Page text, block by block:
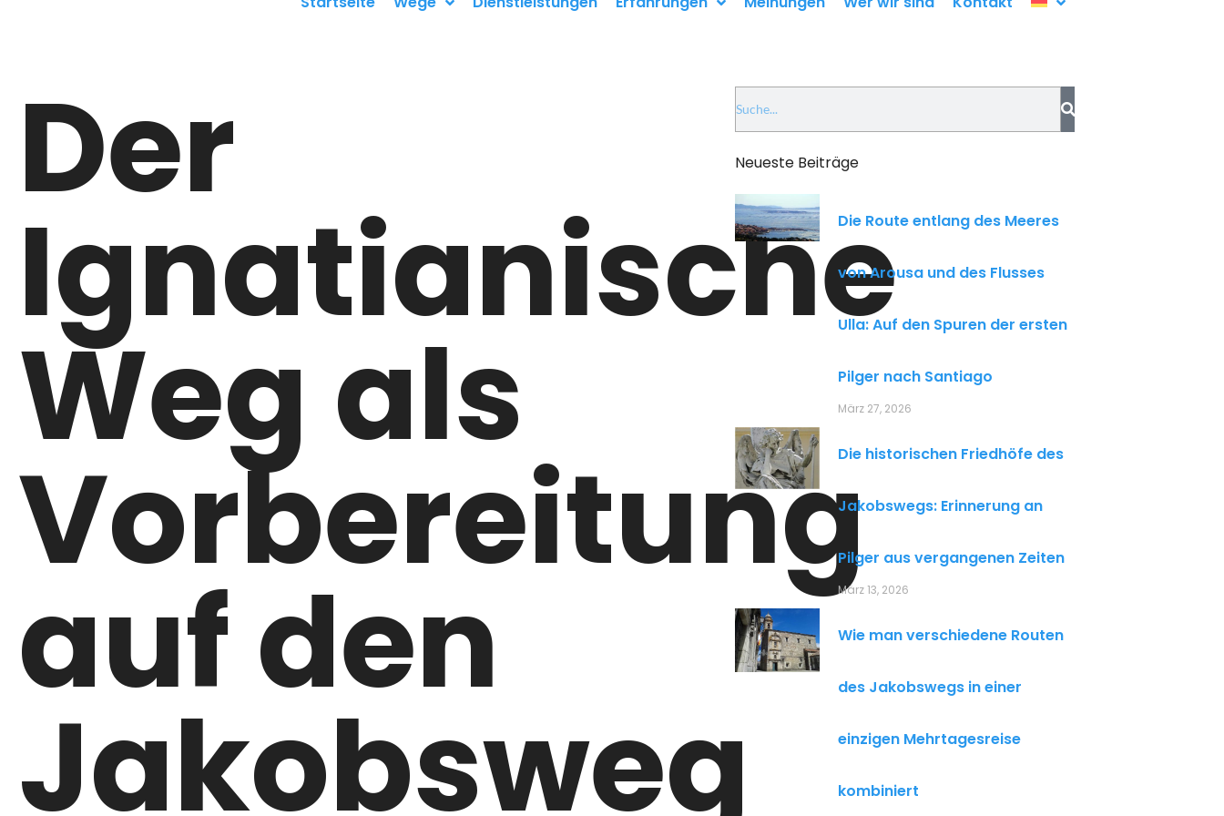
Der
Ignatianische
Weg als
Vorbereitung
auf den
Jakobsweg
Neueste Beiträge
Die Route entlang des Meeres
von Arousa und des Flusses
Ulla: Auf den Spuren der ersten
Pilger nach Santiago
März 27, 2026
Die historischen Friedhöfe des
Jakobswegs: Erinnerung an
Pilger aus vergangenen Zeiten
März 13, 2026
Wie man verschiedene Routen
des Jakobswegs in einer
einzigen Mehrtagesreise
kombiniert